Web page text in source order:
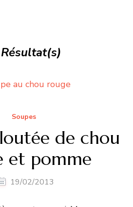
Soupes
de chou
et pomme
19/02/2013